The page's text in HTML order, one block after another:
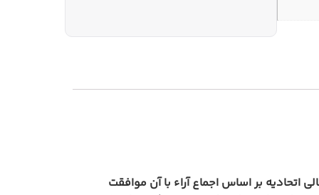
بر اساس اجماع آراء با آن موافقت